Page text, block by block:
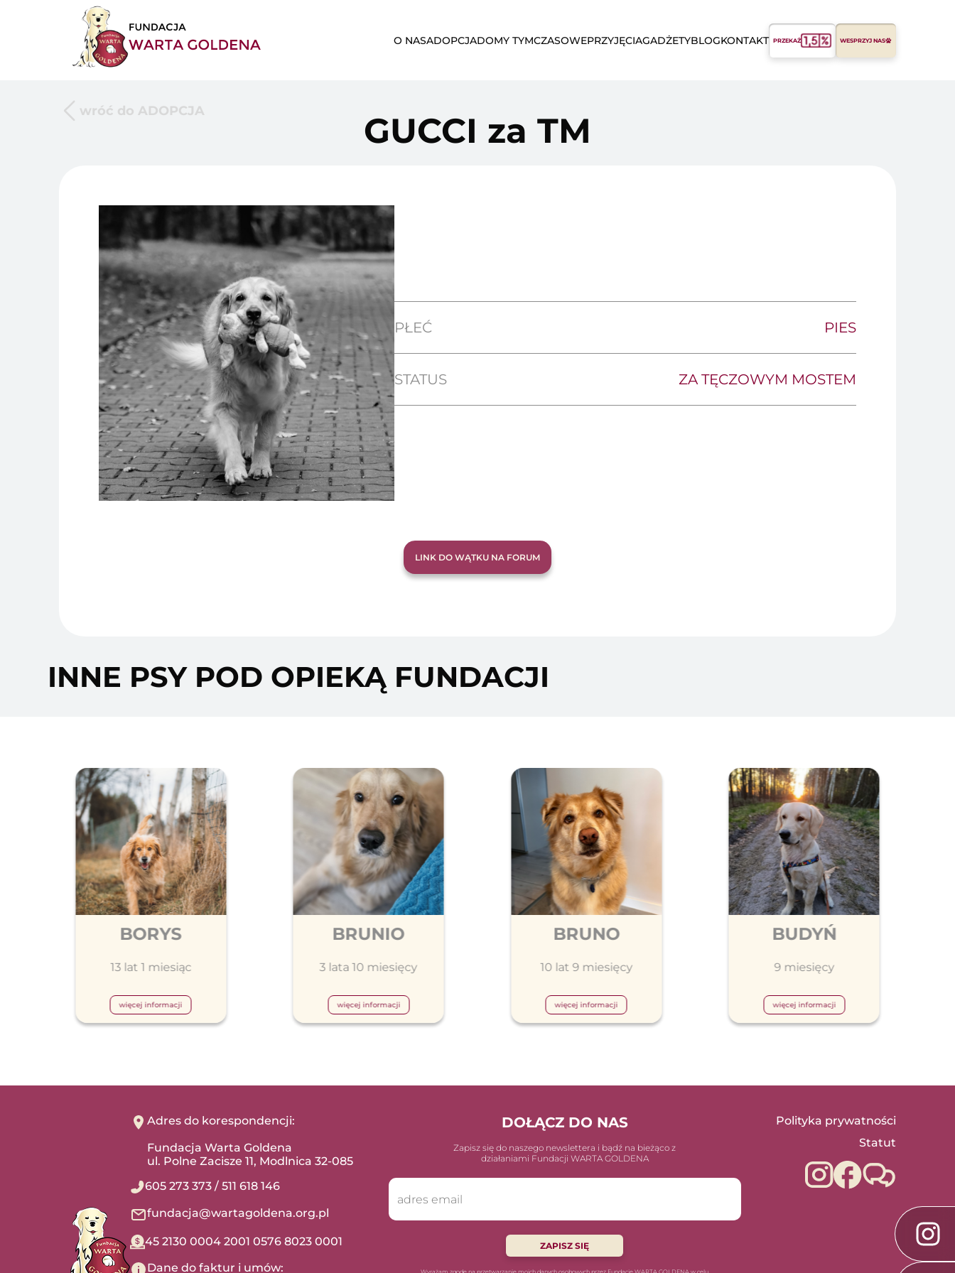
O NASADOPCJADOMY TYMCZASOWEPRZYJĘCIAGADŻETYBLOGKONTAKT PRZEKAŻ WESPRZYJ NAS
wróć do ADOPCJA GUCCI za TM
PŁEĆ PIES
STATUS ZA TĘCZOWYM MOSTEM
LINK DO WĄTKU NA FORUM
INNE PSY POD OPIEKĄ FUNDACJI
BORYS
13 lat 1 miesiąc
więcej informacji
BRUNIO
3 lata 10 miesięcy
więcej informacji
BRUNO
10 lat 9 miesięcy
więcej informacji
BUDYŃ
9 miesięcy
więcej informacji
Adres do korespondencji:
Fundacja Warta Goldena
ul. Polne Zacisze 11, Modlnica 32-085
605 273 373 / 511 618 146
fundacja@wartagoldena.org.pl
45 2130 0004 2001 0576 8023 0001
Dane do faktur i umów:
DOŁĄCZ DO NAS
Zapisz się do naszego newslettera i bądź na bieżąco z
działaniami Fundacji WARTA GOLDENA
ZAPISZ SIĘ
Wyrażam zgodę na przetwarzanie moich danych osobowych przez Fundację WARTA GOLDENA w celu
Polityka prywatności
Statut